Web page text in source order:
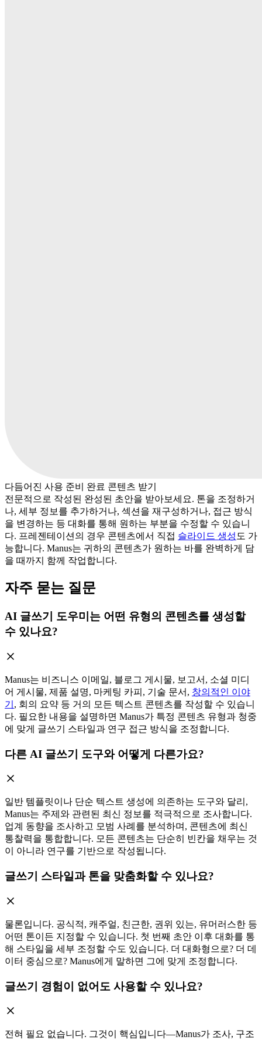
다듬어진 사용 준비 완료 콘텐츠 받기
전문적으로 작성된 완성된 초안을 받아보세요. 톤을 조정하거
나, 세부 정보를 추가하거나, 섹션을 재구성하거나, 접근 방식
을 변경하는 등 대화를 통해 원하는 부분을 수정할 수 있습니
다. 프레젠테이션의 경우 콘텐츠에서 직접 슬라이드 생성 도 가
능합니다. Manus는 귀하의 콘텐츠가 원하는 바를 완벽하게 담
을 때까지 함께 작업합니다.
자주 묻는 질문
AI 글쓰기 도우미는 어떤 유형의 콘텐츠를 생성할
수 있나요?
Manus는 비즈니스 이메일, 블로그 게시물, 보고서, 소셜 미디
어 게시물, 제품 설명, 마케팅 카피, 기술 문서, 창의적인 이야
기 , 회의 요약 등 거의 모든 텍스트 콘텐츠를 작성할 수 있습니
다. 필요한 내용을 설명하면 Manus가 특정 콘텐츠 유형과 청중
에 맞게 글쓰기 스타일과 연구 접근 방식을 조정합니다.
다른 AI 글쓰기 도구와 어떻게 다른가요?
일반 템플릿이나 단순 텍스트 생성에 의존하는 도구와 달리,
Manus는 주제와 관련된 최신 정보를 적극적으로 조사합니다.
업계 동향을 조사하고 모범 사례를 분석하며, 콘텐츠에 최신
통찰력을 통합합니다. 모든 콘텐츠는 단순히 빈칸을 채우는 것
이 아니라 연구를 기반으로 작성됩니다.
글쓰기 스타일과 톤을 맞춤화할 수 있나요?
물론입니다. 공식적, 캐주얼, 친근한, 권위 있는, 유머러스한 등
어떤 톤이든 지정할 수 있습니다. 첫 번째 초안 이후 대화를 통
해 스타일을 세부 조정할 수도 있습니다. 더 대화형으로? 더 데
이터 중심으로? Manus에게 말하면 그에 맞게 조정합니다.
글쓰기 경험이 없어도 사용할 수 있나요?
전혀 필요 없습니다. 그것이 핵심입니다—Manus가 조사, 구조